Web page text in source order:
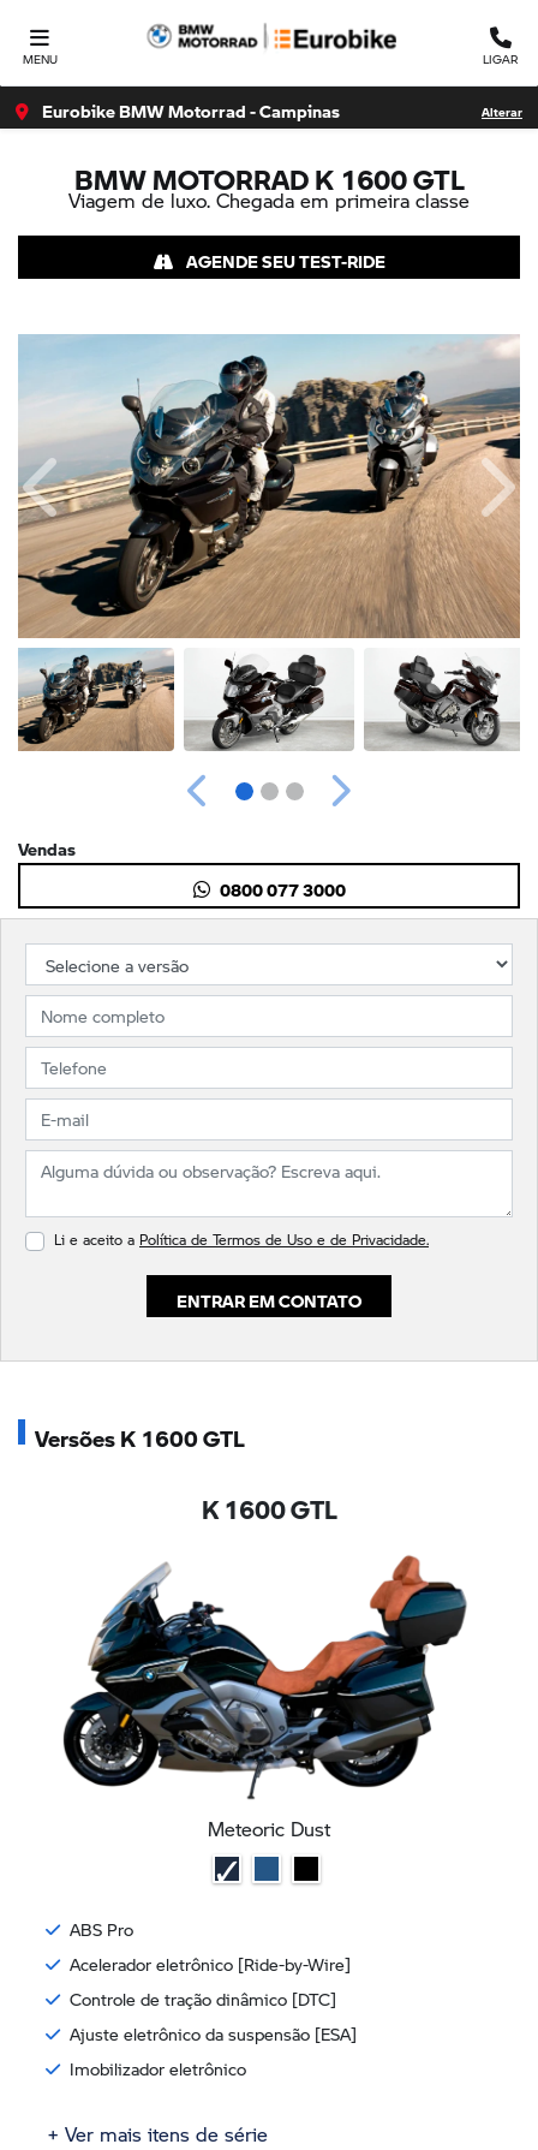
MENU LIGAR
Eurobike BMW Motorrad - Campinas Alterar
BMW MOTORRADK 1600 GTL
Viagem de luxo. Chegada em primeira classe
AGENDE SEU TEST-RIDE
Li e aceito a Política de Termos de Uso e de Privacidade.
ENTRAR EM CONTATO
Anterior
Anterior Próximo
Vendas
0800 077 3000
Versões K 1600 GTL
K 1600 GTL
Meteoric Dust
ABS Pro
Acelerador eletrônico [Ride-by-Wire]
Controle de tração dinâmico [DTC]
Ajuste eletrônico da suspensão [ESA]
Imobilizador eletrônico
+ Ver mais itens de série